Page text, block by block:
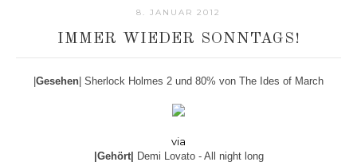
8. JANUAR 2012
IMMER WIEDER SONNTAGS!
|Gesehen| Sherlock Holmes 2 und 80% von The Ides of March
via
|Gehört| Demi Lovato - All night long